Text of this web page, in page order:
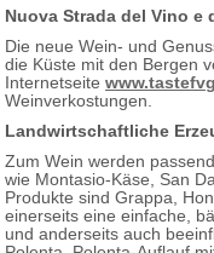
Nuova Strada del Vino e
Die neue Wein- und
die Küste mit den Bergen
Internetseite
Weinverkostungen.
Landwirtschaftliche
Zum Wein werden
wie Montasio-Käse, San
Produkte sind Grappa,
einerseits eine einfache,
und anderseits auch